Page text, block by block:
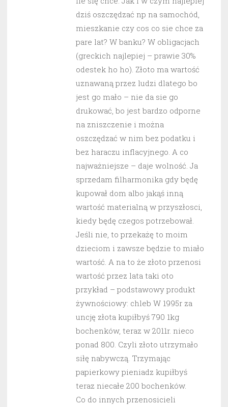
dziś oszczędzać np na samochód,
mieszkanie czy cos co sie chce za
pare lat? W banku? W obligacjach
(greckich najlepiej – prawie 30%
odestek ho ho). Złoto ma wartość
uznawaną przez ludzi dlatego bo
jest go mało – nie da sie go
drukować, bo jest bardzo odporne
na zniszczenie i można
oszczędzać w nim bez podatku i
bez haraczu inflacyjnego. A co
najważniejsze – daje wolność. Ja
sprzedam filharmonika gdy będę
kupował dom albo jakąś inną
wartość materialną w przyszłosci,
kiedy będę czegos potrzebował.
Jeśli nie, to przekażę to moim
dzieciom i zawsze będzie to miało
wartość. A na to że złoto przenosi
wartość przez lata taki oto
przykład – podstawowy produkt
żywnościowy: chleb W 1995r za
uncję złota kupiłbyś 790 1kg
bochenków, teraz w 2011r. nieco
ponad 800. Czyli złoto utrzymało
siłę nabywczą. Trzymając
papierkowy pieniadz kupiłbyś
teraz niecałe 200 bochenków.
Co do innych przenosicieli